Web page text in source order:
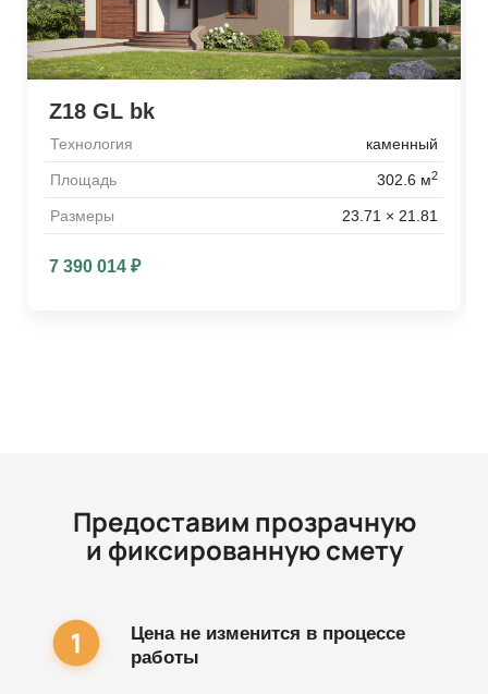
Z18 GL bk
Технология каменный
Площадь 302.6 м2
Размеры 23.71 × 21.81
7 390 014₽
Предоставим прозрачную
и фиксированную смету
Цена не изменится в процессе
работы